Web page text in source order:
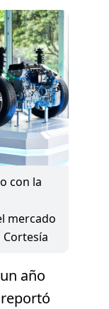
con la
mercado
Cortesía
año